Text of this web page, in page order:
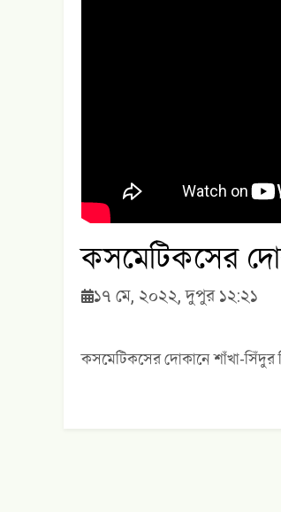
কসমেটিকসের
১৭ মে, ২০২২, দুপুর ১২:২১
কসমেটিকসের দোকানে শাঁখা-সিঁদুর